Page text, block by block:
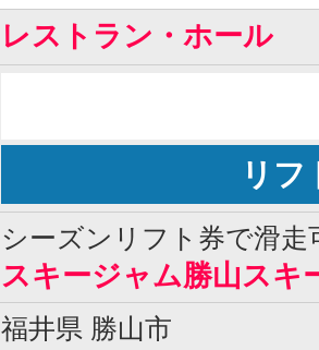
レストラン・ホール
リフ
シーズンリフト券で滑走
スキージャム勝山スキ
福井県 勝山市